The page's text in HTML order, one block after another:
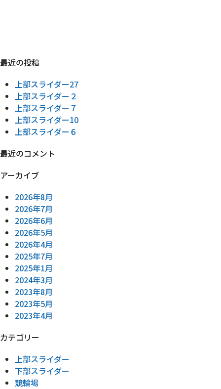
最近の投稿
上部スライダー27
上部スライダー２
上部スライダー７
上部スライダー10
上部スライダー６
最近のコメント
アーカイブ
2026年8月
2026年7月
2026年6月
2026年5月
2026年4月
2025年7月
2025年1月
2024年3月
2023年8月
2023年5月
2023年4月
カテゴリー
上部スライダー
下部スライダー
競輪場